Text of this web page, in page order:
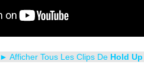
► Afficher Tous Les Clips De Hold Up